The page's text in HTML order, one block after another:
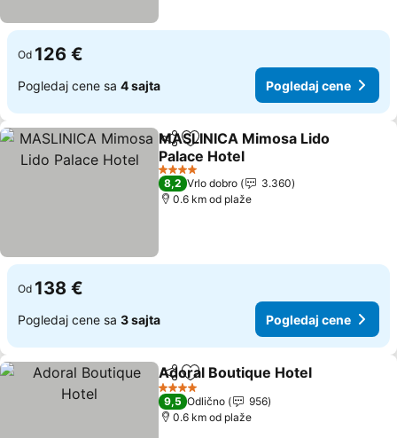
Od 126 €
Pogledaj cene sa 4 sajta Pogledaj cene
Deli Dodati u favorite
MASLINICA Mimosa Lido
Palace Hotel
4 Zvezdice
8,2 Vrlo dobro
3.360
0.6 km od plaže
Od 138 €
Pogledaj cene sa 3 sajta Pogledaj cene
Deli Dodati u favorite
Adoral Boutique Hotel
4 Zvezdice
9,5 Odlično
956
0.6 km od plaže